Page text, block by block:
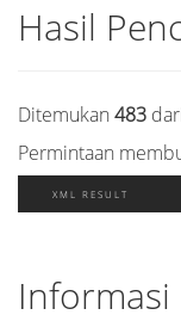
Hasil
Ditemukan 483
Permintaan
XML RESULT
Informasi